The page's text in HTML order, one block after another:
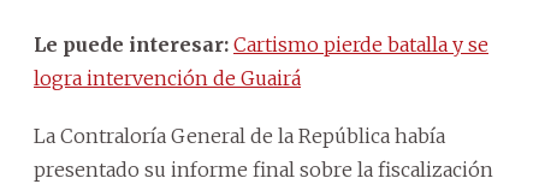
Le puede interesar: Cartismo pierde batalla y se
logra intervención de Guairá
La Contraloría General de la República había
presentado su informe final sobre la fiscalización